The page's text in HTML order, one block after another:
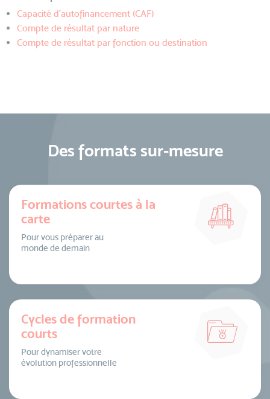
Capacité d’autofinancement (CAF)
Compte de résultat par nature
Compte de résultat par fonction ou destination
Des formats sur-mesure
Formations courtes à la
carte
Pour vous préparer au
monde de demain
Cycles de formation
courts
Pour dynamiser votre
évolution professionnelle